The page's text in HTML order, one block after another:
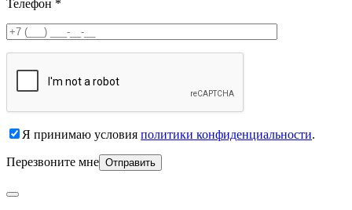
Телефон *
Я принимаю условия политики конфиденциальности.
Перезвоните мне